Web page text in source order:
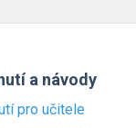
a návody
pro učitele